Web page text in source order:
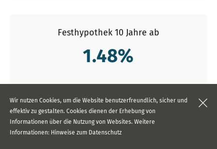
Wir nutzen Cookies, um die Website benutzerfreundlich, sicher und
effektiv zu gestalten. Cookies dienen der Erhebung von
Informationen über die Nutzung von Websites. Weitere
Informationen: Hinweise zum Datenschutz
Festhypothek 10 Jahre ab
1.48%
Festhypothek 5 Jahre ab